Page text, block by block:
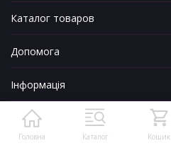
Головна Каталог Кошик
Каталог товаров
Допомога
Інформація